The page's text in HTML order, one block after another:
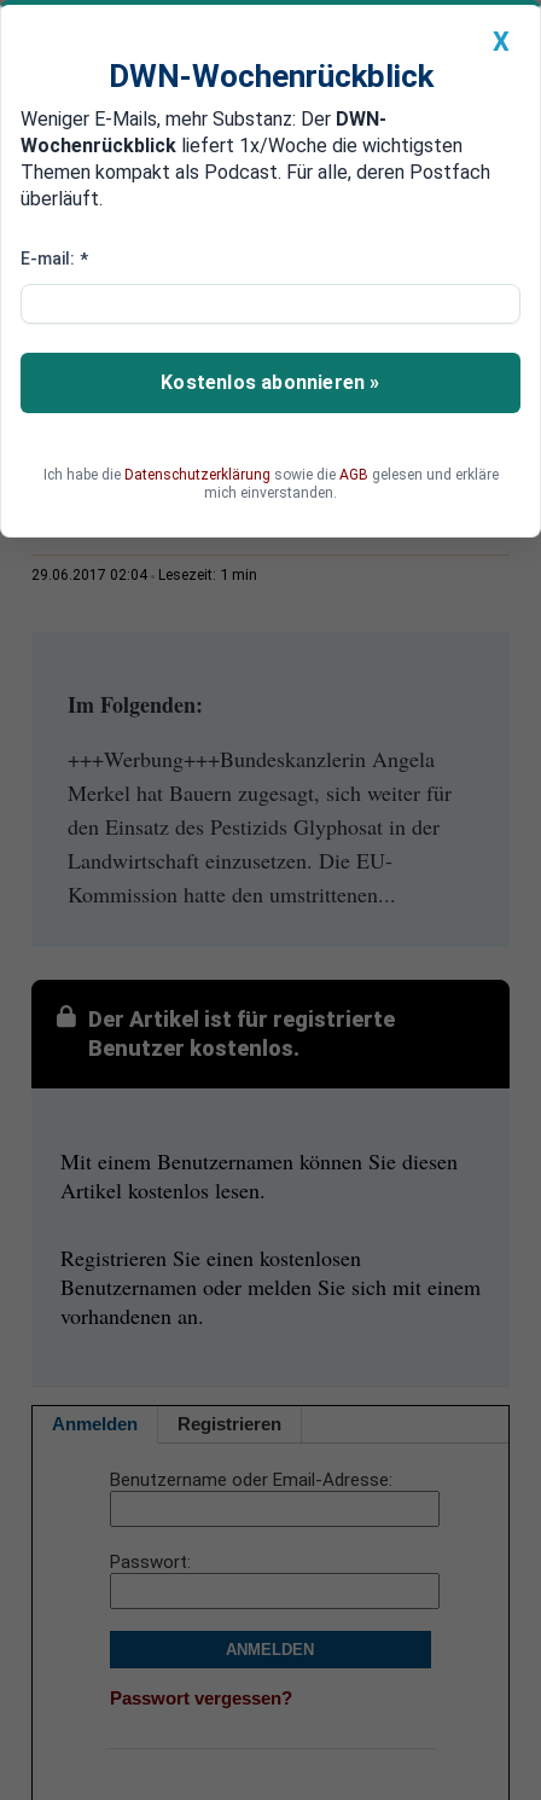
Newsticker MEIN DWN: Geldanlage Premium
Edelmetalle DWN-Magazin China
Versprechen an Bauern
Merkel will für weitere
Glyphosat-Nutzung kämpfen
Bundeskanzlerin Merkel will für die weitere
29.06.2017 02:04 Lesezeit: 1 min
Im Folgenden:
+++Werbung+++Bundeskanzlerin Angela
Merkel hat Bauern zugesagt, sich weiter für
den Einsatz des Pestizids Glyphosat in der
Landwirtschaft einzusetzen. Die EU-
Kommission hatte den umstrittenen...
Der Artikel ist für registrierte
Benutzer kostenlos.
Mit einem Benutzernamen können Sie diesen
Artikel kostenlos lesen.
Registrieren Sie einen kostenlosen
Benutzernamen oder melden Sie sich mit einem
vorhandenen an.
Anmelden Registrieren
Benutzername oder Email-Adresse
Passwort
ANMELDEN
Passwort vergessen?
X
DWN-Wochenrückblick
Weniger E-Mails, mehr Substanz: Der DWN-
Wochenrückblick liefert 1x/Woche die wichtigsten
Themen kompakt als Podcast. Für alle, deren Postfach
überläuft.
E-mail: *
Kostenlos abonnieren »
Ich habe die Datenschutzerklärung sowie die AGB gelesen und erkläre
mich einverstanden.